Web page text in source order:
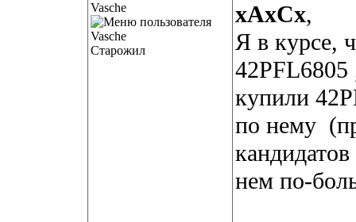
Vasche
Старожил
xAxCx,
Я в курсе,
42PFL6805
купили
по нему
нем по-